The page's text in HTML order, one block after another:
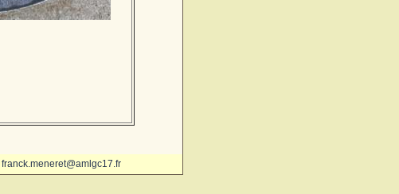
franck.meneret@amlgc17.fr